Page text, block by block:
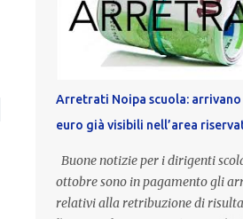
potranno raggiungere fino a
annui. Il nuovo contratto
introduce inoltre un congedo
dedicato alle donne vittime di
genere, in linea con la normativa
con l’obiettivo di offrire maggiore
supporto in situazioni delicate.
provinciale per i docenti è un
Italia: si tratta di una misura
Provincia autonoma di Bolzano,
Arretrati Noipa scuola: arrivano
euro già visibili nell’area
Buone notizie per i dirigenti
ottobre sono in pagamento gli
relativi alla retribuzione di